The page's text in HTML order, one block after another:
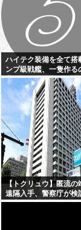
ハイテク装備を全て搭
ンプ級戦艦、一隻作る
兆円かかりいきなり詰
【トクリュウ】匿流の
遠隔入手、警察庁が検
秘密」と整合性は